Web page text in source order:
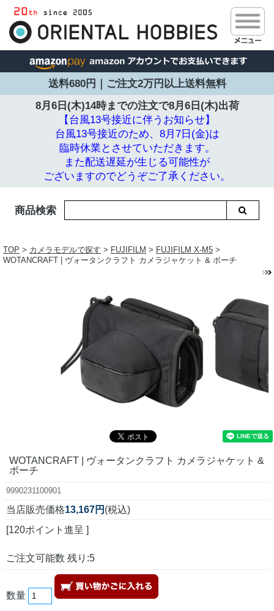
送料680円｜ご注文2万円以上送料無料
8月6日(木)14時までの注文で8月6日(木)出荷
【台風13号接近に伴うお知らせ】
台風13号接近のため、8月7日(金)は
臨時休業とさせていただきます。
また配送遅延が生じる可能性が
ございますのでどうぞご了承ください。
商品検索
TOP > カメラモデルで探す > FUJIFILM > FUJIFILM X-M5 >
WOTANCRAFT | ヴォータンクラフト カメラジャケット & ポーチ
WOTANCRAFT | ヴォータンクラフト カメラジャケット &
ポーチ
9990231100901
当店販売価格13,167円 (税込)
[120ポイント進呈 ]
ご注文可能数 残り:5
数量